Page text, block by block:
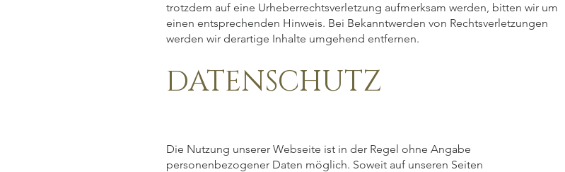
trotzdem auf eine Urheberrechtsverletzung aufmerksam werden, bitten wir um
einen entsprechenden Hinweis. Bei Bekanntwerden von Rechtsverletzungen
werden wir derartige Inhalte umgehend entfernen.
DATENSCHUTZ
Die Nutzung unserer Webseite ist in der Regel ohne Angabe
personenbezogener Daten möglich. Soweit auf unseren Seiten